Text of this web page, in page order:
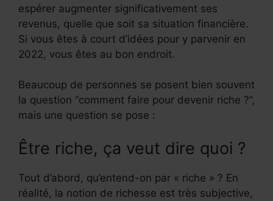
espérer augmenter significativement ses
revenus, quelle que soit sa situation financière.
Si vous êtes à court d’idées pour y parvenir en
2022, vous êtes au bon endroit.
Beaucoup de personnes se posent bien souvent
la question “comment faire pour devenir riche ?”,
mais une question se pose :
Être riche, ça veut dire quoi ?
Tout d’abord, qu’entend-on par « riche » ? En
réalité, la notion de richesse est très subjective,